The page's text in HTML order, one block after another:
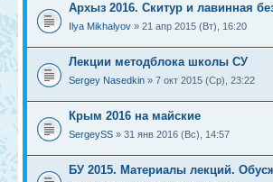
Архыз 2016. Скитур и лавинная
Ilya Mikhalyov » 21 апр 2015 (Вт), 16:20
Лекции методблока школы СУ
Sergey Nasedkin » 7 окт 2015 (Ср), 23:22
Крым 2016 на майские
SergeySS » 31 янв 2016 (Вс), 14:57
БУ 2015. Материалы лекций.